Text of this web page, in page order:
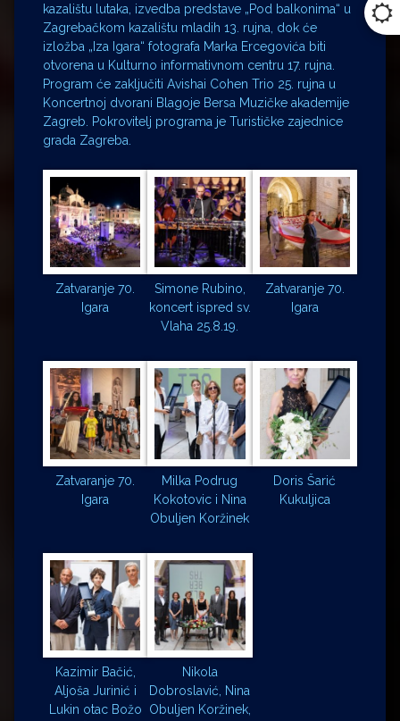
kazalištu lutaka, izvedba predstave „Pod balkonima“ u
Zagrebačkom kazalištu mladih 13. rujna, dok će
izložba „Iza Igara“ fotografa Marka Ercegovića biti
otvorena u Kulturno informativnom centru 17. rujna.
Program će zaključiti Avishai Cohen Trio 25. rujna u
Koncertnoj dvorani Blagoje Bersa Muzičke akademije
Zagreb. Pokrovitelj programa je Turističke zajednice
grada Zagreba.
Zatvaranje 70.
Igara
Simone Rubino,
koncert ispred sv.
Vlaha 25.8.19.
Zatvaranje 70.
Igara
Zatvaranje 70.
Igara
Milka Podrug
Kokotovic i Nina
Obuljen Koržinek
Doris Šarić
Kukuljica
Kazimir Bačić,
Aljoša Jurinić i
Lukin otac Božo
Nikola
Dobroslavić, Nina
Obuljen Koržinek,